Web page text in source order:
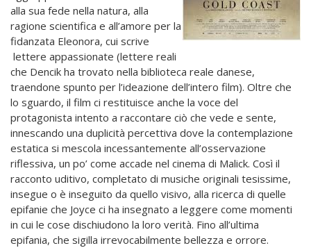
alla sua fede nella natura, alla
ragione scientifica e all’amore per la
fidanzata Eleonora, cui scrive
lettere appassionate (lettere reali
che Dencik ha trovato nella biblioteca reale danese,
traendone spunto per l’ideazione dell’intero film). Oltre che
lo sguardo, il film ci restituisce anche la voce del
protagonista intento a raccontare ciò che vede e sente,
innescando una duplicità percettiva dove la contemplazione
estatica si mescola incessantemente all’osservazione
riflessiva, un po’ come accade nel cinema di Malick. Così il
racconto uditivo, completato di musiche originali tesissime,
insegue o è inseguito da quello visivo, alla ricerca di quelle
epifanie che Joyce ci ha insegnato a leggere come momenti
in cui le cose dischiudono la loro verità. Fino all’ultima
epifania, che sigilla irrevocabilmente bellezza e orrore.